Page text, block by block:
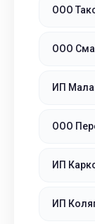
ООО
ООО
ИП
ООО
ИП
ИП